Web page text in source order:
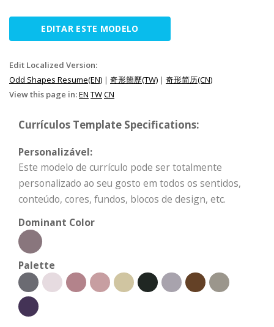
EDITAR ESTE MODELO
Edit Localized Version:
Odd Shapes Resume(EN) | 奇形簡歷(TW) | 奇形简历(CN)
View this page in:EN TWCN
Currículos Template Specifications:
Personalizável:
Este modelo de currículo pode ser totalmente
personalizado ao seu gosto em todos os sentidos,
conteúdo, cores, fundos, blocos de design, etc.
Dominant Color
Palette